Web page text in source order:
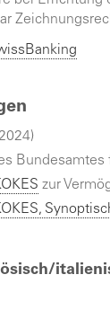
Bundesamtes
zur